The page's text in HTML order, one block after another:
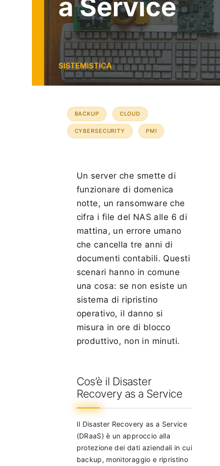
BACKUP CLOUD
CYBERSECURITY PMI
Un server che smette di
funzionare di domenica
notte, un ransomware che
cifra i file del NAS alle 6 di
mattina, un errore umano
che cancella tre anni di
documenti contabili. Questi
scenari hanno in comune
una cosa: se non esiste un
sistema di ripristino
operativo, il danno si
misura in ore di blocco
produttivo, non in minuti.
Cos’è il Disaster
Recovery as a Service
Il Disaster Recovery as a Service
(DRaaS) è un approccio alla
protezione dei dati aziendali in cui
backup, monitoraggio e ripristino